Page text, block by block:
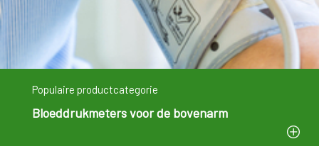
Populaire productcategorie
Bloeddrukmeters voor de bovenarm